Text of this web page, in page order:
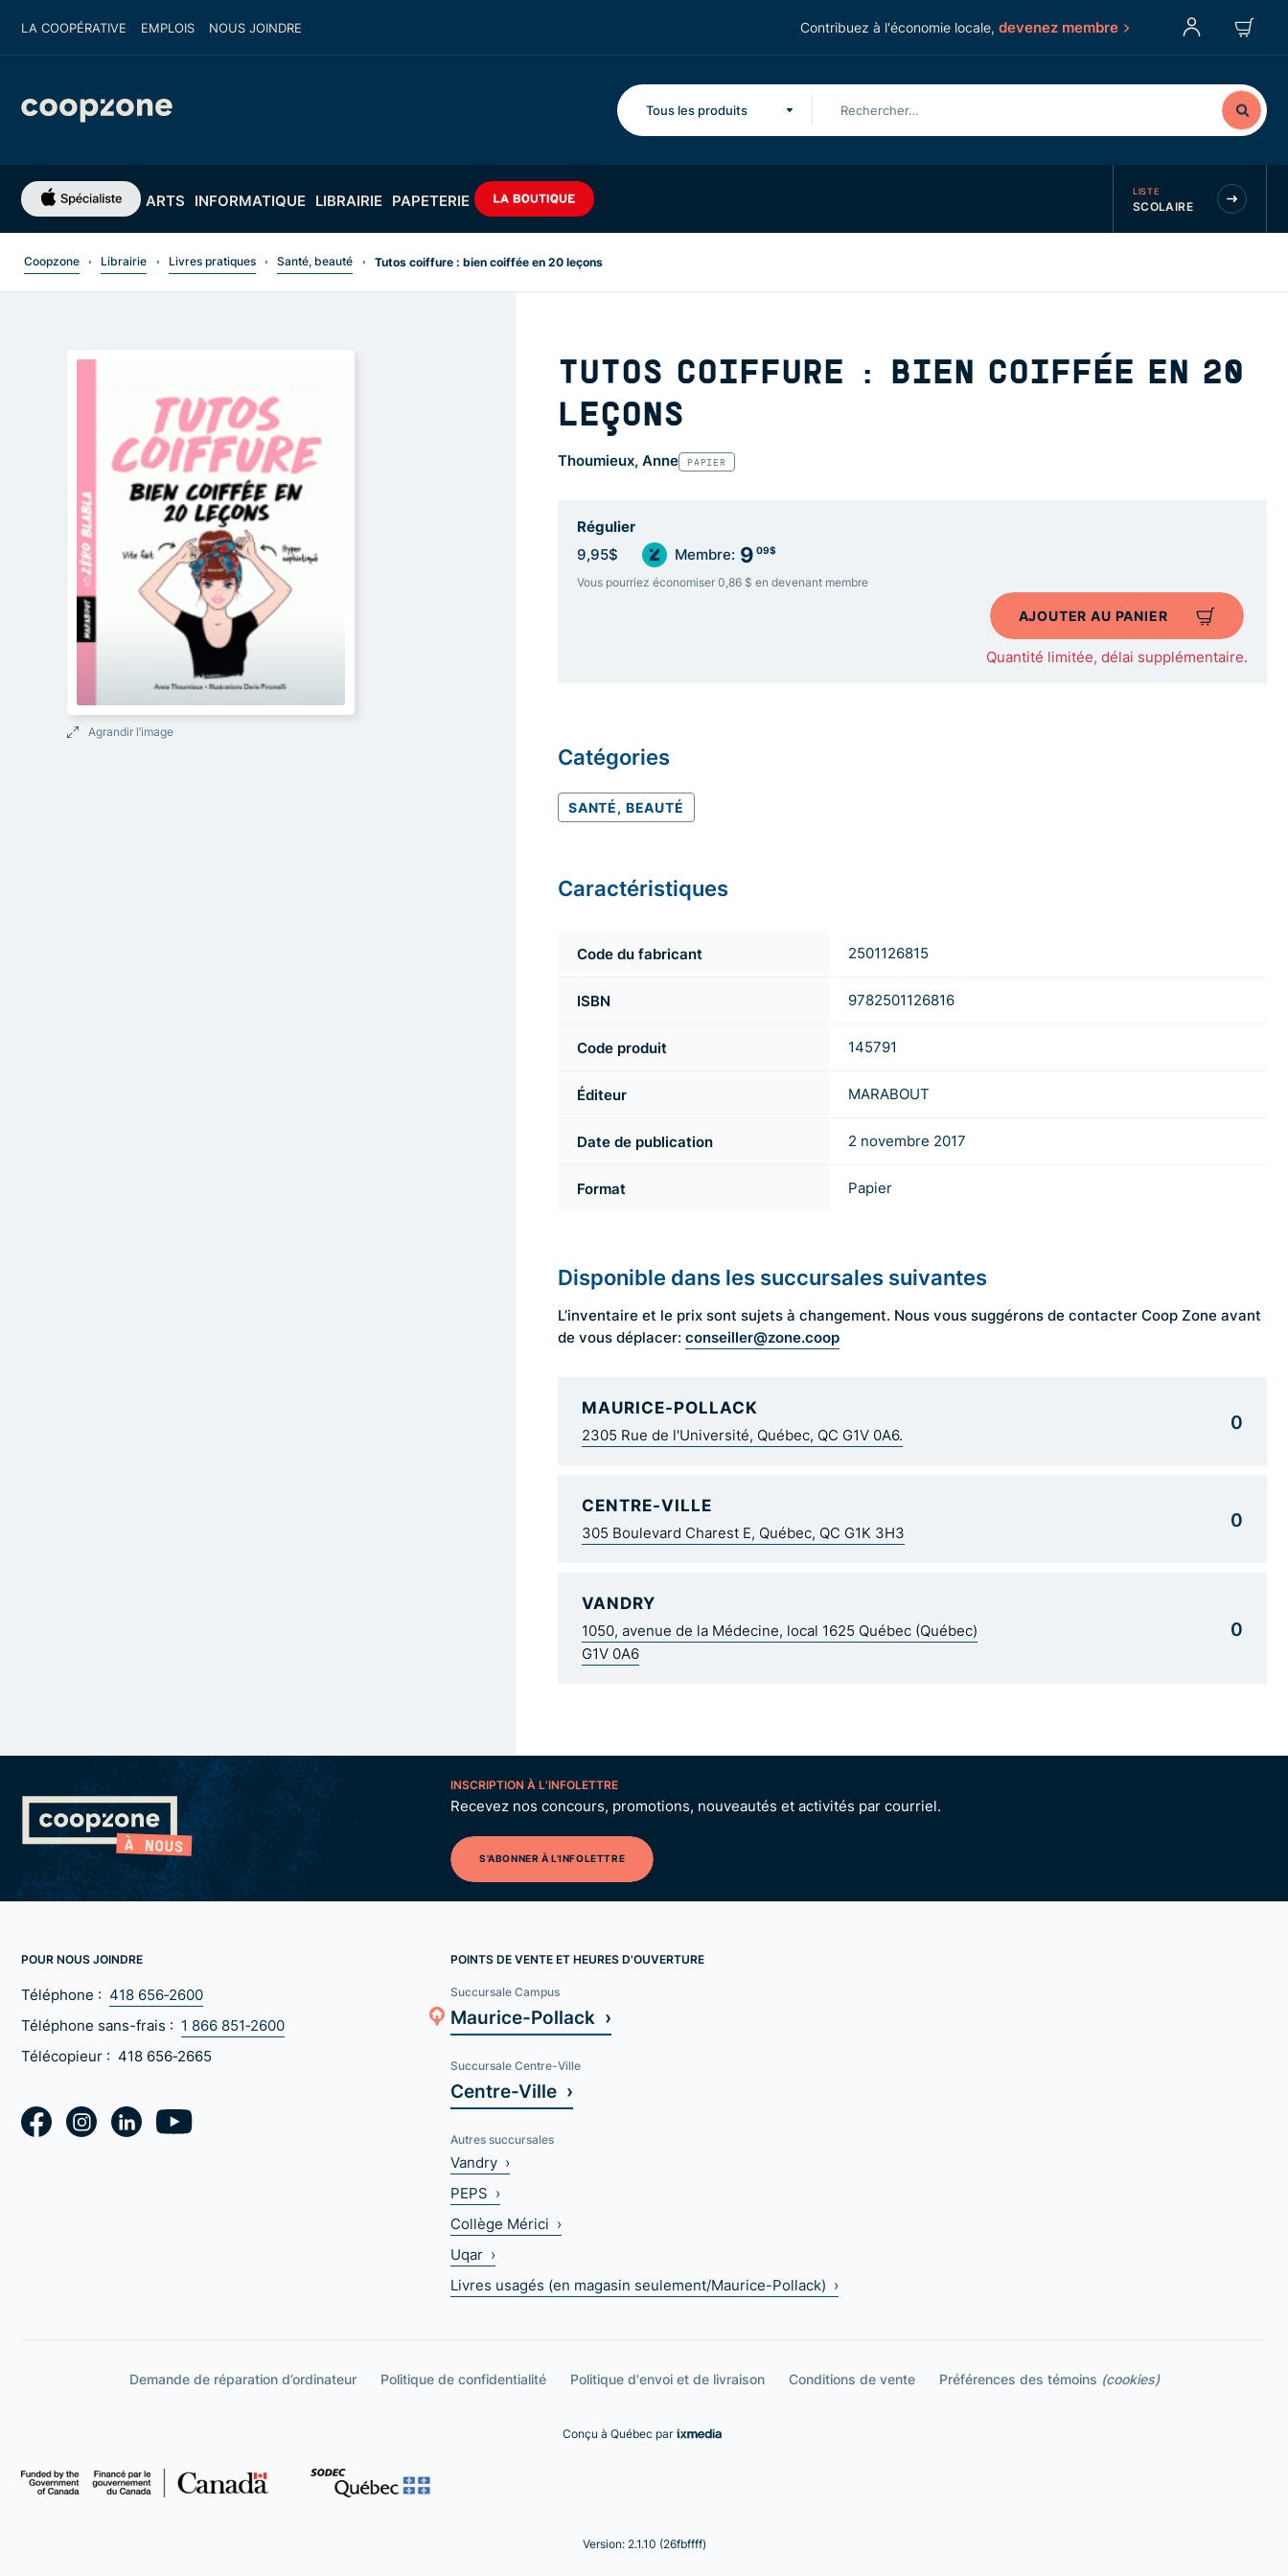
LA COOPÉRATIVE EMPLOIS NOUS JOINDRE Contribuez à l'économie locale, devenez membre
Tous les produits
ARTS INFORMATIQUE LIBRAIRIE PAPETERIE LISTE
SCOLAIRE
Coopzone Librairie Livres pratiques Santé, beauté Tutos coiffure : bien coiffée en 20 leçons
Agrandir l’image
TUTOS COIFFURE : BIEN COIFFÉE EN 20
LEÇONS
Thoumieux, Anne PAPIER
Régulier
9,95$ Membre: 9 09$
Vous pourriez économiser 0,86 $ en devenant membre
AJOUTER AU PANIER
Quantité limitée, délai supplémentaire.
Catégories
SANTÉ, BEAUTÉ
Caractéristiques
Code du fabricant 2501126815
ISBN 9782501126816
Code produit 145791
Éditeur MARABOUT
Date de publication 2 novembre 2017
Format Papier
Disponible dans les succursales suivantes
L’inventaire et le prix sont sujets à changement. Nous vous suggérons de contacter Coop Zone avant
de vous déplacer: conseiller@zone.coop
MAURICE-POLLACK
2305 Rue de l'Université, Québec, QC G1V 0A6.
0
CENTRE-VILLE
305 Boulevard Charest E, Québec, QC G1K 3H3
0
VANDRY
1050, avenue de la Médecine, local 1625 Québec (Québec)
G1V 0A6
0
INSCRIPTION À L’INFOLETTRE
Recevez nos concours, promotions, nouveautés et activités par courriel.
S'ABONNER À L'INFOLETTRE
POUR NOUS JOINDRE
Téléphone : 418 656‑2600
Téléphone sans-frais : 1 866 851‑2600
Télécopieur : 418 656‑2665
POINTS DE VENTE ET HEURES D'OUVERTURE
Succursale Campus
Maurice-Pollack ›
Succursale Centre-Ville
Centre-Ville ›
Autres succursales
Vandry ›
PEPS ›
Collège Mérici ›
Uqar ›
Livres usagés (en magasin seulement/Maurice-Pollack) ›
Demande de réparation d’ordinateur Politique de confidentialité Politique d'envoi et de livraison Conditions de vente Préférences des témoins (cookies)
Conçu à Québec par
Version: 2.1.10 (26fbffff)